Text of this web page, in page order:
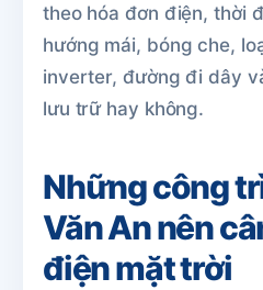
theo hóa đơn điện, thời
hướng mái, bóng che,
inverter, đường đi dây
lưu trữ hay không.
Những công
Văn An nên
điện mặt trời